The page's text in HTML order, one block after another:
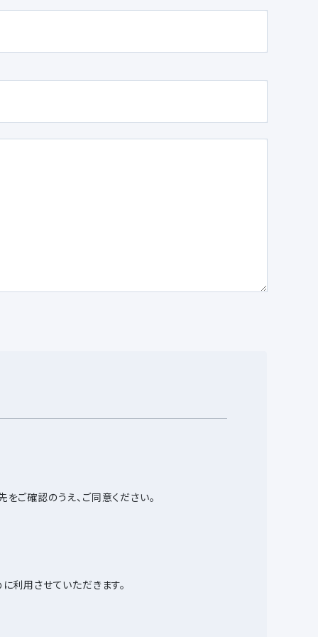
をご確認のうえ、ご同意ください。
利用させていただきます。